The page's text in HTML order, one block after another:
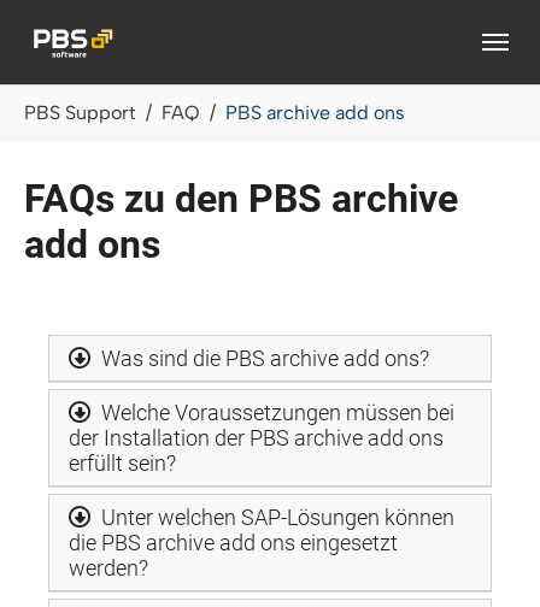
PBS Support FAQ PBS archive add ons
FAQs zu den PBS archive
add ons
Was sind die PBS archive add ons?
Welche Voraussetzungen müssen bei
der Installation der PBS archive add ons
erfüllt sein?
Unter welchen SAP-Lösungen können
die PBS archive add ons eingesetzt
werden?